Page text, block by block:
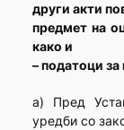
други акти
предмет на
како и
– податоци
а) Пред
уредби со